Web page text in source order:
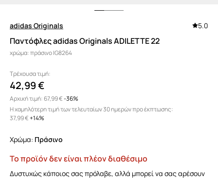
adidas Originals 5.0
Παντόφλες adidas Originals ADILETTE 22
χρώμα: πράσινο IG8264
Τρέχουσα τιμή:
42,99 €
Αρχική τιμή: 67,99 €-36%
Η χαμηλότερη τιμή των τελευταίων 30 ημερών προ έκπτωσης:
37,99 € +14%
Χρώμα: πράσινο
Το προϊόν δεν είναι πλέον διαθέσιμο
Δυστυχώς κάποιος σας πρόλαβε, αλλά μπορεί να σας αρέσουν